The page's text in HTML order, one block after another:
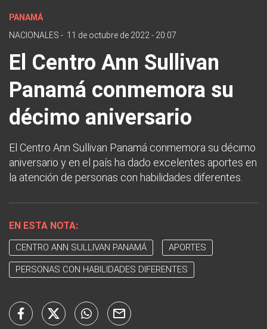
PANAMÁ
NACIONALES - 11 de octubre de 2022 - 20:07
El Centro Ann Sullivan
Panamá conmemora su
décimo aniversario
El Centro Ann Sullivan Panamá conmemora su décimo
aniversario y en el país ha dado excelentes aportes en
la atención de personas con habilidades diferentes.
EN ESTA NOTA:
CENTRO ANN SULLIVAN PANAMÁ APORTES
PERSONAS CON HABILIDADES DIFERENTES